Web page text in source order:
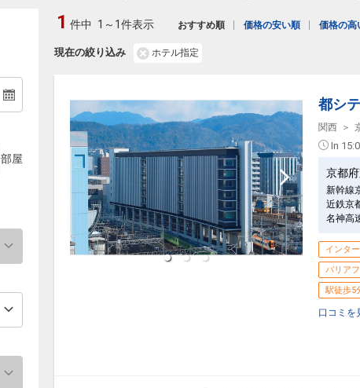
部屋
現在の絞り込み ホテル指定
1 件中 1～1件表示 おすすめ順 価格の安い順 価格の高
都シ
関西
In
京都
新幹線
近鉄京
名神高
インタ
バリア
駅徒歩5
口コミを